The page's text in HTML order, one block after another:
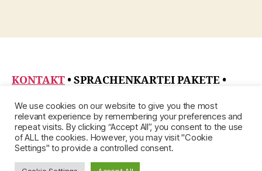
KONTAKT • SPRACHENKARTEI PAKETE •
IMPRESSUM
We use cookies on our website to give you the most
relevant experience by remembering your preferences and
repeat visits. By clicking “Accept All”, you consent to the use
of ALL the cookies. However, you may visit "Cookie
Settings" to provide a controlled consent.